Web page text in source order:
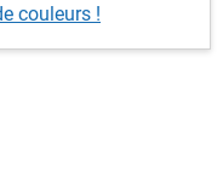
couleurs !